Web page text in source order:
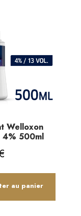
Welloxon
4% 500ml
au panier